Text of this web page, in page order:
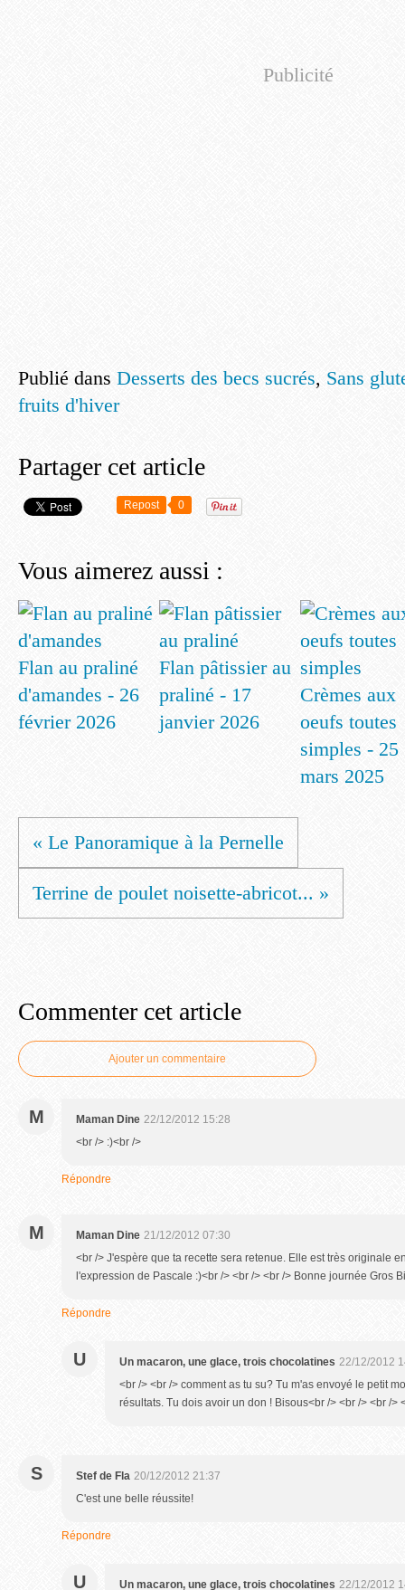
Publicité
Publié dans Desserts des becs sucrés, Sans
fruits d'hiver
Partager cet article
Repost 0
Vous aimerez aussi :
Flan au praliné
d'amandes - 26
février 2026
Flan pâtissier au
praliné - 17
janvier 2026
Crèmes aux
oeufs toutes
simples - 25
mars 2025
« Le Panoramique à la Pernelle
Terrine de poulet noisette-abricot... »
Commenter cet article
Ajouter un commentaire
M Maman Dine 22/12/2012 15:28
<br /> :)<br />
Répondre
M Maman Dine 21/12/2012 07:30
<br /> J'espère que ta recette sera retenue. Elle est très originale
l'expression de Pascale :)<br /> <br /> <br /> Bonne journée Gros
Répondre
U Un macaron, une glace, trois chocolatines 22/12/2012
<br /> <br /> comment as tu su? Tu m'as envoyé le petit
résultats. Tu dois avoir un don ! Bisous<br /> <br /> <br />
S Stef de Fla 20/12/2012 21:37
C'est une belle réussite!
Répondre
U Un macaron, une glace, trois chocolatines 22/12/2012